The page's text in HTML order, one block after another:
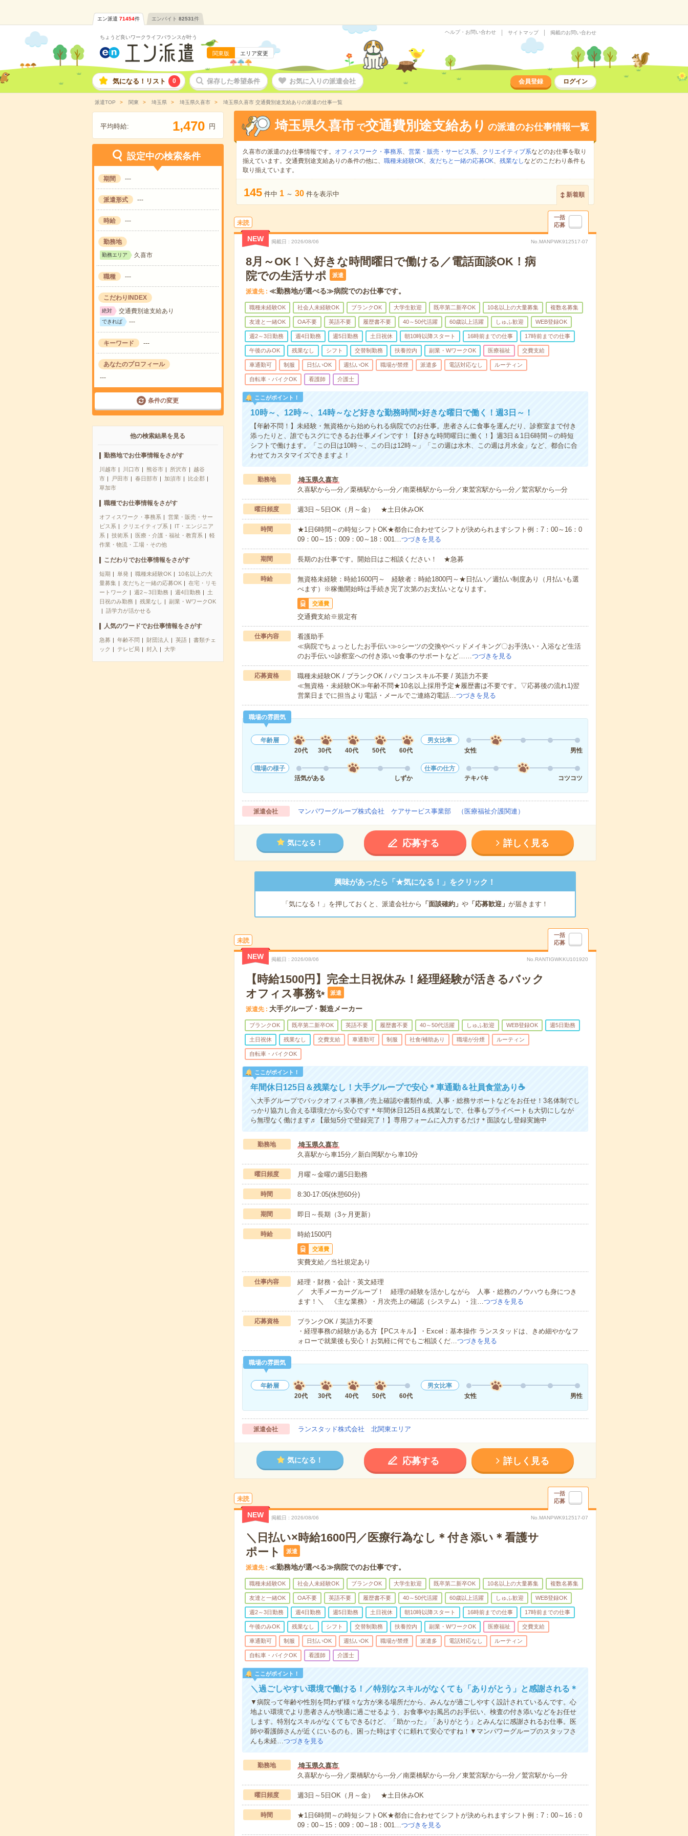
エン派遣 71454件 エンバイト 82531件
ちょうど良いワークライフバランスが叶う
関東版 エリア変更
ヘルプ・お問い合わせ サイトマップ 掲載のお問い合わせ
気になる！リスト 0 保存した希望条件 お気に入りの派遣会社 会員登録 ログイン
派遣TOP 関東 埼玉県 埼玉県久喜市 埼玉県久喜市 交通費別途支給ありの派遣の仕事一覧
平均時給: 1,470 円
設定中の検索条件
期間 ---
派遣形式 ---
時給 ---
勤務地
勤務エリア 久喜市
職種 ---
こだわりINDEX
絶対 交通費別途支給あり
できれば ---
キーワード ---
あなたのプロフィール
---
条件の変更
他の検索結果を見る
勤務地でお仕事情報をさがす
川越市 川口市 熊谷市 所沢市
越谷
市
戸田市 春日部市 加須市
比企郡
草加市
職種でお仕事情報をさがす
オフィスワーク・事務系
営業・販売・サー
ビス系
クリエイティブ系
IT・エンジニア
系
技術系 医療・介護・福祉・教育系
軽
作業・物流・工場・その他
こだわりでお仕事情報をさがす
短期 単発 職種未経験OK
10名以上の大
量募集
友だちと一緒の応募OK
在宅・リモ
ートワーク
週2～3日勤務 週4日勤務
土
日祝のみ勤務
残業なし
副業・WワークOK
語学力が活かせる
人気のワードでお仕事情報をさがす
急募 年齢不問 財団法人 英語
書類チェ
ック
テレビ局 封入 大学
埼玉県久喜市 で交通費別途支給あり の派遣のお仕事情報一覧
久喜市の派遣のお仕事情報です。 オフィスワーク・事務系、 営業・販売・サービス系、 クリエイティブ系などのお仕事を取り
揃えています。交通費別途支給ありの条件の他に、 職種未経験OK、 友だちと一緒の応募OK、 残業なしなどのこだわり条件も
取り揃えています。
145 件中 1 ～ 30 件を表示中 新着順
未読
一括
応募
NEW 掲載日 2026/08/06 No.MANPWK912517-07
8月～OK！＼好きな時間曜日で働ける／電話面談OK！病
院での生活サポ
派遣
派遣先 ≪勤務地が選べる≫病院でのお仕事です。
職種未経験OK 社会人未経験OK ブランクOK 大学生歓迎 既卒第二新卒OK 10名以上の大量募集 複数名募集
友達と一緒OK OA不要 英語不要 履歴書不要 40～50代活躍 60歳以上活躍 しゅふ歓迎 WEB登録OK
週2～3日勤務 週4日勤務 週5日勤務 土日祝休 朝10時以降スタート 16時前までの仕事 17時前までの仕事
午後のみOK 残業なし シフト 交替制勤務 扶養控内 副業・WワークOK 医療福祉 交費支給
車通勤可 制服 日払いOK 週払いOK 職場が禁煙 派遣多 電話対応なし ルーティン
自転車・バイクOK 看護師 介護士
ここがポイント！
10時～、12時～、14時～など好きな勤務時間×好きな曜日で働く！週3日～！
【年齢不問！】未経験・無資格から始められる病院でのお仕事。患者さんに食事を運んだり、診察室まで付き
添ったりと、誰でもスグにできるお仕事メインです！【好きな時間曜日に働く！】週3日＆1日6時間～の時短
シフトで働けます。「この日は10時～、この日は12時～」「この週は水木、この週は月水金」など、都合に合
わせてカスタマイズできますよ！
勤務地
埼玉県久喜市
久喜駅から---分／栗橋駅から---分／南栗橋駅から---分／東鷲宮駅から---分／鷲宮駅から---分
曜日頻度 週3日～5日OK（月～金） ★土日休みOK
時間
★1日6時間～の時短シフトOK★都合に合わせてシフトが決められますシフト例：7：00～16：0
09：00～15：009：00～18：001…つづきを見る
期間 長期のお仕事です。開始日はご相談ください！ ★急募
時給
無資格未経験：時給1600円～ 経験者：時給1800円～★日払い／週払い制度あり（月払いも選
べます）※稼働開始時は手続き完了次第のお支払いとなります。
交通費
交通費支給※規定有
仕事内容
看護助手
≪病院でちょっとしたお手伝い≫○シーツの交換やベッドメイキング〇お手洗い・入浴など生活
のお手伝い○診察室への付き添い○食事のサポートなど……つづきを見る
応募資格
職種未経験OK / ブランクOK / パソコンスキル不要 / 英語力不要
≪無資格・未経験OK≫年齢不問★10名以上採用予定★履歴書は不要です。▽応募後の流れ1)翌
営業日までに担当より電話・メールでご連絡2)電話…つづきを見る
職場の雰囲気
年齢層
20代
30代 40代 50代 60代
男女比率
女性
男性
職場の様子
活気がある
しずか
仕事の仕方
テキパキ
コツコツ
派遣会社 マンパワーグループ株式会社 ケアサービス事業部 （医療福祉介護関連）
気になる！ 応募する 詳しく見る
興味があったら「★気になる！」をクリック！
「気になる！」を押しておくと、派遣会社から 「面談確約」 や「応募歓迎」 が届きます！
未読
一括
応募
NEW 掲載日 2026/08/06 No.RANTIGWKKU101920
【時給1500円】完全土日祝休み！経理経験が活きるバック
オフィス事務✨
派遣
派遣先 大手グループ・製造メーカー
ブランクOK 既卒第二新卒OK 英語不要 履歴書不要 40～50代活躍 しゅふ歓迎 WEB登録OK 週5日勤務
土日祝休 残業なし 交費支給 車通勤可 制服 社食/補助あり 職場が分煙 ルーティン
自転車・バイクOK
ここがポイント！
年間休日125日＆残業なし！大手グループで安心＊車通勤＆社員食堂あり☕
＼大手グループでバックオフィス事務／売上確認や書類作成、人事・総務サポートなどをお任せ！3名体制でし
っかり協力し合える環境だから安心です＊年間休日125日＆残業なしで、仕事もプライベートも大切にしなが
ら無理なく働けます♬【最短5分で登録完了！】専用フォームに入力するだけ＊面談なし登録実施中
勤務地
埼玉県久喜市
久喜駅から車15分／新白岡駅から車10分
曜日頻度 月曜～金曜の週5日勤務
時間 8:30-17:05(休憩60分)
期間 即日～長期（3ヶ月更新）
時給 時給1500円
交通費
実費支給／当社規定あり
仕事内容
経理・財務・会計・英文経理
／ 大手メーカーグループ！ 経理の経験を活かしながら 人事・総務のノウハウも身につき
ます！＼ 《主な業務》・月次売上の確認（システム）・注…つづきを見る
応募資格
ブランクOK / 英語力不要
・経理事務の経験がある方【PCスキル】・Excel：基本操作 ランスタッドは、きめ細やかなフ
ォローで就業後も安心！お気軽に何でもご相談くだ…つづきを見る
職場の雰囲気
年齢層
20代
30代 40代 50代 60代
男女比率
女性
男性
派遣会社 ランスタッド株式会社 北関東エリア
気になる！ 応募する 詳しく見る
未読
一括
応募
NEW 掲載日 2026/08/06 No.MANPWK912517-07
＼日払い×時給1600円／医療行為なし＊付き添い＊看護サ
ポート
派遣
派遣先 ≪勤務地が選べる≫病院でのお仕事です。
職種未経験OK 社会人未経験OK ブランクOK 大学生歓迎 既卒第二新卒OK 10名以上の大量募集 複数名募集
友達と一緒OK OA不要 英語不要 履歴書不要 40～50代活躍 60歳以上活躍 しゅふ歓迎 WEB登録OK
週2～3日勤務 週4日勤務 週5日勤務 土日祝休 朝10時以降スタート 16時前までの仕事 17時前までの仕事
午後のみOK 残業なし シフト 交替制勤務 扶養控内 副業・WワークOK 医療福祉 交費支給
車通勤可 制服 日払いOK 週払いOK 職場が禁煙 派遣多 電話対応なし ルーティン
自転車・バイクOK 看護師 介護士
ここがポイント！
＼過ごしやすい環境で働ける！／特別なスキルがなくても「ありがとう」と感謝される＊
▼病院って年齢や性別を問わず様々な方が来る場所だから、みんなが過ごしやすく設計されているんです。心
地よい環境でより患者さんが快適に過ごせるよう、お食事やお風呂のお手伝い、検査の付き添いなどをお任せ
します。特別なスキルがなくてもできるけど、「助かった」「ありがとう」とみんなに感謝されるお仕事。医
師や看護師さんが近くにいるのも、困った時はすぐに頼れて安心ですね！▼マンパワーグループのスタッフさ
んも未経… つづきを見る
勤務地
埼玉県久喜市
久喜駅から---分／栗橋駅から---分／南栗橋駅から---分／東鷲宮駅から---分／鷲宮駅から---分
曜日頻度 週3日～5日OK（月～金） ★土日休みOK
時間
★1日6時間～の時短シフトOK★都合に合わせてシフトが決められますシフト例：7：00～16：0
09：00～15：009：00～18：001… つづきを見る